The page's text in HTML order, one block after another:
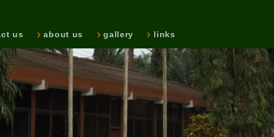
us about us gallery links